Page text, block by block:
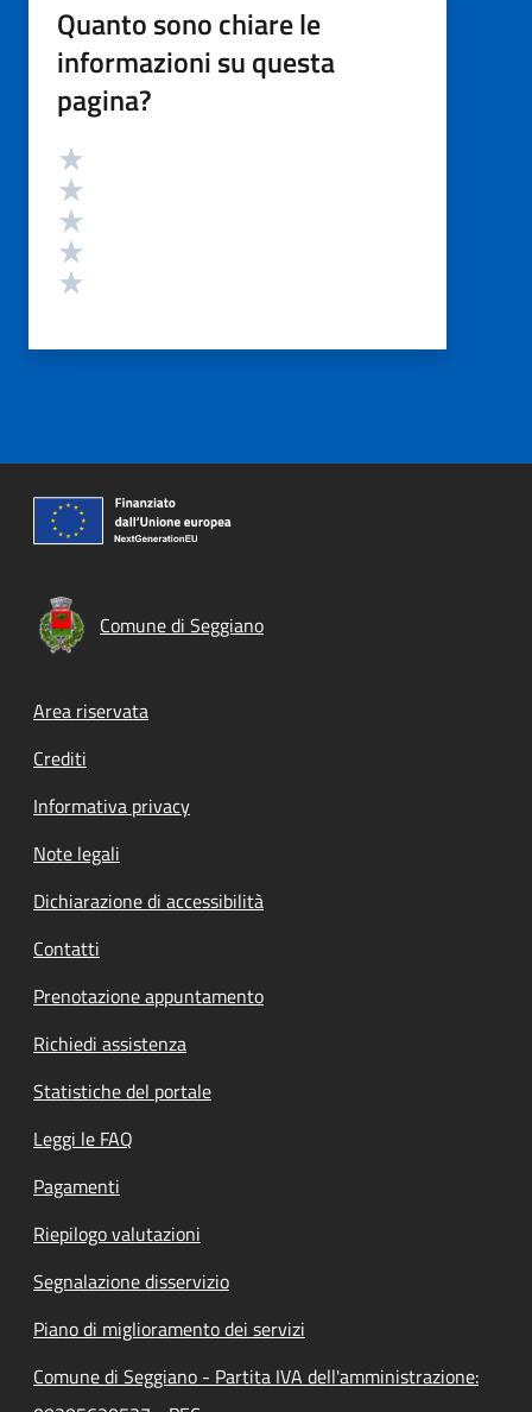
Quanto sono chiare le
informazioni su questa
pagina?
Valutazione
Comune di Seggiano
Footer menu
Area riservata
Crediti
Informativa privacy
Note legali
Dichiarazione di accessibilità
Contatti
Prenotazione appuntamento
Richiedi assistenza
Statistiche del portale
Leggi le FAQ
Pagamenti
Riepilogo valutazioni
Segnalazione disservizio
Piano di miglioramento dei servizi
Comune di Seggiano - Partita IVA dell'amministrazione: